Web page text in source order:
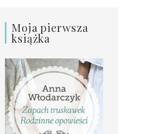
Moja pierwsza
książka